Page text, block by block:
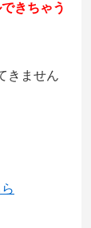
きちゃう
きません